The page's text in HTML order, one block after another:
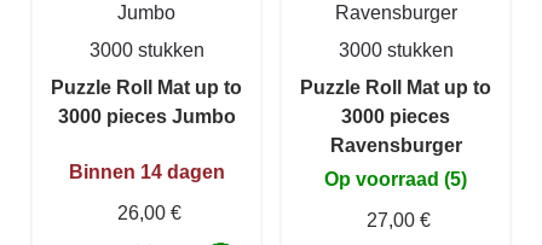
Jumbo
3000 stukken
Puzzle Roll Mat up to
3000 pieces Jumbo
Binnen 14 dagen
26,00 €
Ravensburger
3000 stukken
Puzzle Roll Mat up to
3000 pieces
Ravensburger
Op voorraad (5)
27,00 €